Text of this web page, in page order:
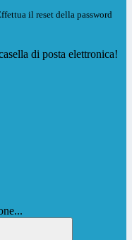
il reset della password
di posta elettronica!